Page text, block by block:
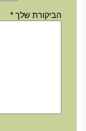
הביקורת שלך*